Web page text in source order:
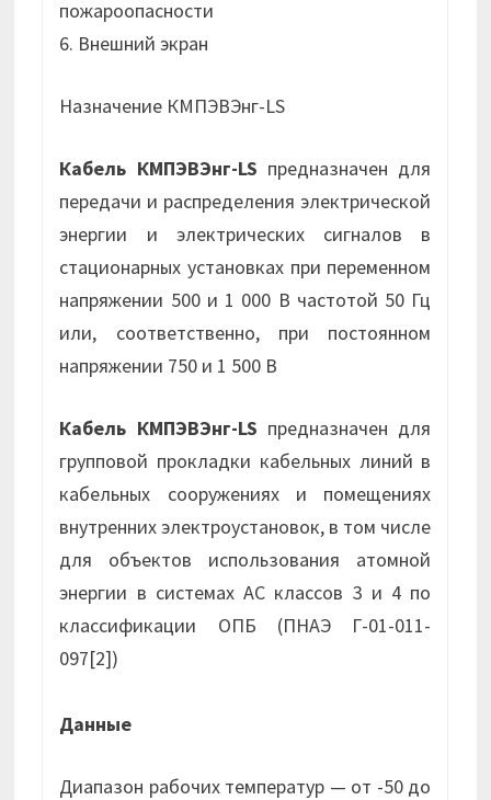
пожароопасности
6. Внешний экран
Назначение КМПЭВЭнг-LS
Кабель КМПЭВЭнг-LS предназначен для
передачи и распределения электрической
энергии и электрических сигналов в
стационарных установках при переменном
напряжении 500 и 1 000 В частотой 50 Гц
или, соответственно, при постоянном
напряжении 750 и 1 500 В
Кабель КМПЭВЭнг-LS предназначен для
групповой прокладки кабельных линий в
кабельных сооружениях и помещениях
внутренних электроустановок, в том числе
для объектов использования атомной
энергии в системах АС классов 3 и 4 по
классификации ОПБ (ПНАЭ Г-01-011-
097[2])
Данные
Диапазон рабочих температур — от -50 до